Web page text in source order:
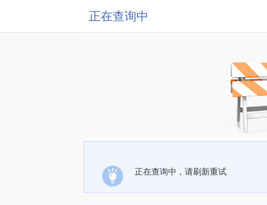
正在查询中
正在查询中，请刷新重试